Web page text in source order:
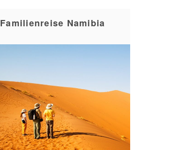
Familienreise Namibia